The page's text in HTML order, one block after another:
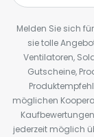
Melden Sie sich
sie tolle
Ventilatoren,
Gutscheine,
möglichen
jederzeit möglich